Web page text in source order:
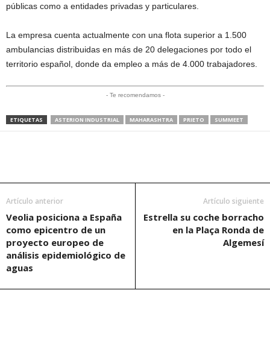
públicas como a entidades privadas y particulares.
La empresa cuenta actualmente con una flota superior a 1.500
ambulancias distribuidas en más de 20 delegaciones por todo el
territorio español, donde da empleo a más de 4.000 trabajadores.
- Te recomendamos -
ETIQUETAS ASTERION INDUSTRIAL MAHARASHTRA PRIETO SUMMEET
Artículo anterior
Veolia posiciona a España
como epicentro de un
proyecto europeo de
análisis epidemiológico de
aguas
Artículo siguiente
Estrella su coche borracho
en la Plaça Ronda de
Algemesí